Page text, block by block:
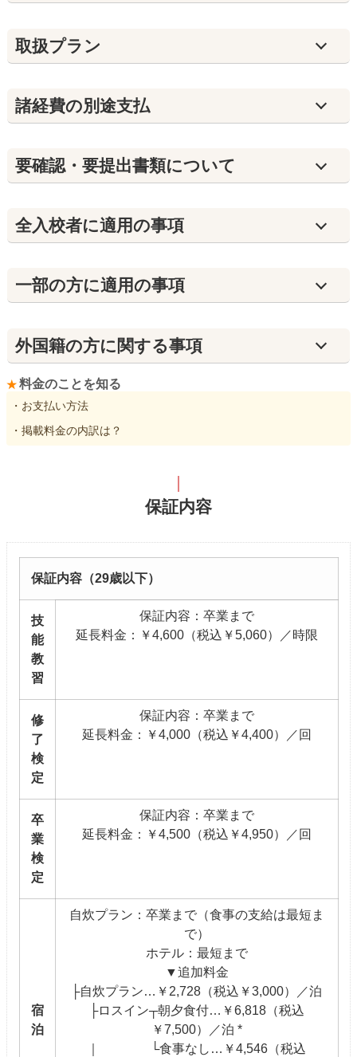
取扱プラン
諸経費の別途支払
要確認・要提出書類について
全入校者に適用の事項
⼀部の方に適用の事項
外国籍の方に関する事項
料金のことを知る
・お支払い方法
・掲載料金の内訳は？
保証内容
保証内容（29歳以下）
技
能
教
習
保証内容：卒業まで
延長料金：￥4,600（税込￥5,060）／時限
修
了
検
定
保証内容：卒業まで
延長料金：￥4,000（税込￥4,400）／回
卒
業
検
定
保証内容：卒業まで
延長料金：￥4,500（税込￥4,950）／回
宿
泊
自炊プラン：卒業まで（食事の支給は最短ま
で）
ホテル：最短まで
▼追加料金
├自炊プラン…￥2,728（税込￥3,000）／泊
├ロスイン┬朝夕食付…￥6,818（税込
￥7,500）／泊 *
｜ └食事なし…￥4,546（税込